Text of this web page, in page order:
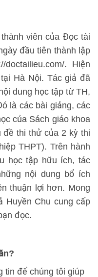
viên của Đọc tài
đầu tiên thành lập
doctailieu.com/. Hiện
Hà Nội. Tác giả đã
dung học tập từ TH,
là các bài giảng, các
của Sách giáo khoa
đề thi thử của 2 kỳ thi
THPT). Trên hành
học tập hữu ích, tác
nội dung bổ ích
thuận lợi hơn. Mong
Huyền Chu cung cấp
đọc.
tin để chúng tôi giúp